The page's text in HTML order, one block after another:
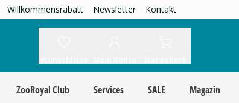
Willkommensrabatt Newsletter Kontakt
ZooRoyal Club Services SALE Magazin